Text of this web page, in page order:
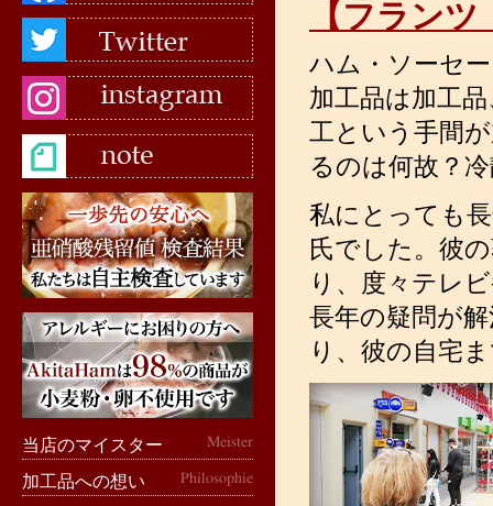
当店のマイスター Meister
加工品への想い Philosophie
【フラン
ハム・ソーセ
加工品は加工
工という手間
るのは何故？
私にとっても
氏でした。彼
り、度々テレ
長年の疑問が
り、彼の自宅